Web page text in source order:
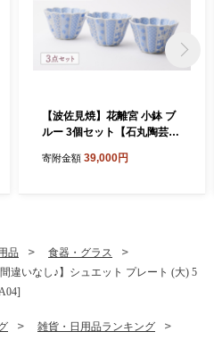
【波佐見焼】花離宮 小鉢 ブ
ルー 3個セット【石丸陶芸】
寄附金額 39,000円
品
食器・グラス
違いなし♪】シュエット プレート (大) 5
雑貨・日用品ランキング